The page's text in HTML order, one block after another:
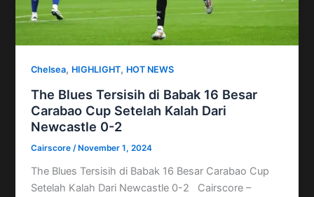
Chelsea, HIGHLIGHT, HOT NEWS
The Blues Tersisih di Babak 16 Besar
Carabao Cup Setelah Kalah Dari
Newcastle 0-2
Cairscore/ November 1, 2024
The Blues Tersisih di Babak 16 Besar Carabao Cup
Setelah Kalah Dari Newcastle 0-2 Cairscore –